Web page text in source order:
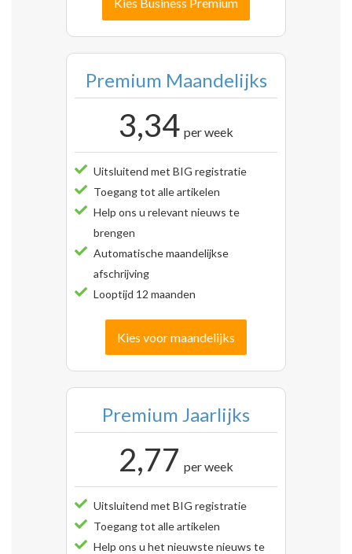
Premium Maandelijks
3,34 per week
Uitsluitend met BIG registratie
Toegang tot alle artikelen
Help ons u relevant nieuws te
brengen
Automatische maandelijkse
afschrijving
Looptijd 12 maanden
Kies voor maandelijks
Premium Jaarlijks
2,77 per week
Uitsluitend met BIG registratie
Toegang tot alle artikelen
Help ons u het nieuwste nieuws te